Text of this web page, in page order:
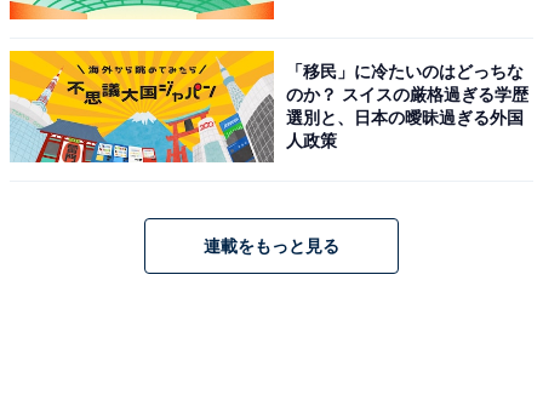
「移民」に冷たいのはどっちな
のか？ スイスの厳格過ぎる学歴
選別と、日本の曖昧過ぎる外国
人政策
連載をもっと見る